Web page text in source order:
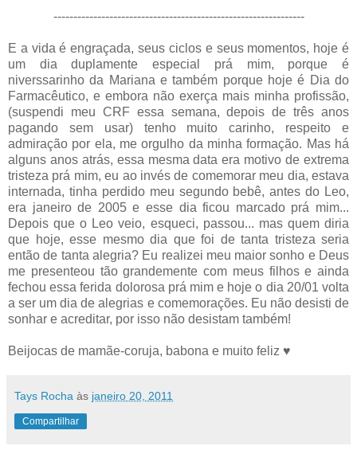
---------------------------------------------------------------
E a vida é engraçada, seus ciclos e seus momentos, hoje é
um dia duplamente especial prá mim, porque é
niverssarinho da Mariana e também porque hoje é Dia do
Farmacêutico, e embora não exerça mais minha profissão,
(suspendi meu CRF essa semana, depois de três anos
pagando sem usar) tenho muito carinho, respeito e
admiração por ela, me orgulho da minha formação. Mas há
alguns anos atrás, essa mesma data era motivo de extrema
tristeza prá mim, eu ao invés de comemorar meu dia, estava
internada, tinha perdido meu segundo bebê, antes do Leo,
era janeiro de 2005 e esse dia ficou marcado prá mim...
Depois que o Leo veio, esqueci, passou... mas quem diria
que hoje, esse mesmo dia que foi de tanta tristeza seria
então de tanta alegria? Eu realizei meu maior sonho e Deus
me presenteou tão grandemente com meus filhos e ainda
fechou essa ferida dolorosa prá mim e hoje o dia 20/01 volta
a ser um dia de alegrias e comemorações. Eu não desisti de
sonhar e acreditar, por isso não desistam também!
Beijocas de mamãe-coruja, babona e muito feliz ♥
Tays Rocha às janeiro 20, 2011
Compartilhar